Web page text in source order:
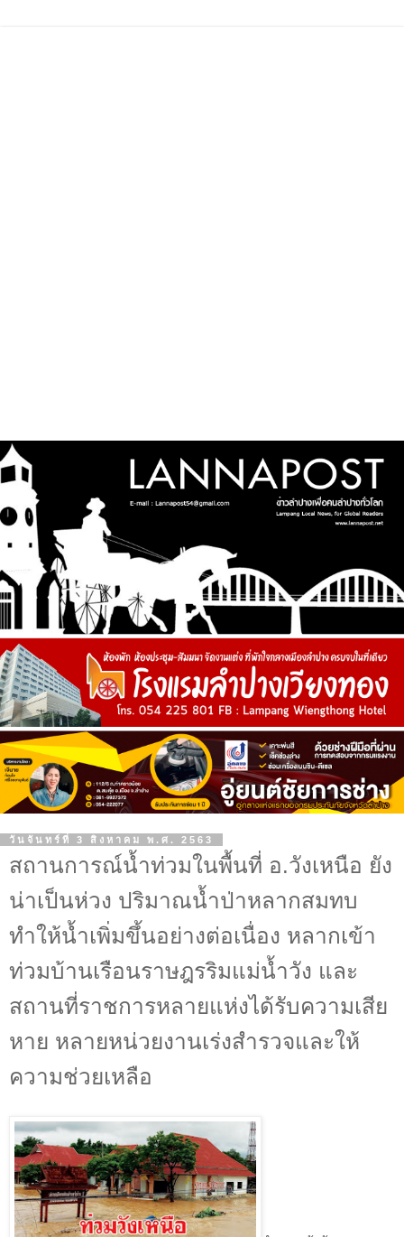
วันจันทร์ที่ 3 สิงหาคม พ.ศ. 2563
สถานการณ์น้ำท่วมในพื้นที่ อ.วังเหนือ ยัง
น่าเป็นห่วง ปริมาณน้ำป่าหลากสมทบ
ทำให้น้ำเพิ่มขึ้นอย่างต่อเนื่อง หลากเข้า
ท่วมบ้านเรือนราษฎรริมแม่น้ำวัง และ
สถานที่ราชการหลายแห่งได้รับความเสีย
หาย หลายหน่วยงานเร่งสำรวจและให้
ความช่วยเหลือ